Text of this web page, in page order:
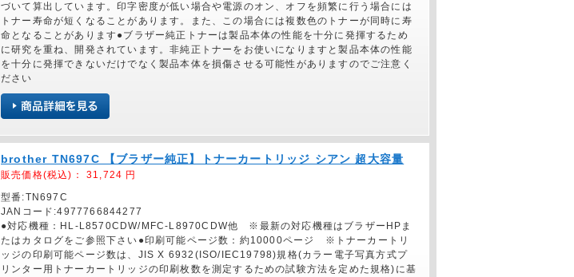
づいて算出しています。印字密度が低い場合や電源のオン、オフを頻繁に行う場合には
トナー寿命が短くなることがあります。また、この場合には複数色のトナーが同時に寿
命となることがあります●ブラザー純正トナーは製品本体の性能を十分に発揮するため
に研究を重ね、開発されています。非純正トナーをお使いになりますと製品本体の性能
を十分に発揮できないだけでなく製品本体を損傷させる可能性がありますのでご注意く
ださい
brother TN697C 【ブラザー純正】トナーカートリッジ シアン 超大容量
販売価格(税込)： 31,724 円
型番:TN697C
JANコード:4977766844277
●対応機種：HL-L8570CDW/MFC-L8970CDW他 ※最新の対応機種はブラザーHPま
たはカタログをご参照下さい●印刷可能ページ数：約10000ページ ※トナーカートリ
ッジの印刷可能ページ数は、JIS X 6932(ISO/IEC19798)規格(カラー電子写真方式プ
リンター用トナーカートリッジの印刷枚数を測定するための試験方法を定めた規格)に基